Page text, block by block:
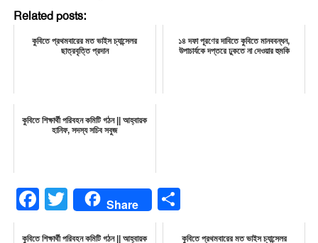
Related posts:
কুবিতে প্রথমবারের মত ভাইস চ্যান্সেলর
ছাত্রবৃত্তি প্রদান
১৪ দফা পূরণের দাবিতে কুবিতে মানববন্ধন,
উপাচার্যকে দপ্তরে ঢুকতে না দেওয়ার হুমকি
কুবিতে শিক্ষার্থী পরিবহন কমিটি গঠন || আহ্বায়ক
হানিফ, সদস্য সচিব সবুজ
Facebook
Twitter Share
কুবিতে শিক্ষার্থী পরিবহন কমিটি গঠন || আহ্বায়ক
কুবিতে প্রথমবারের মত ভাইস চ্যান্সেলর